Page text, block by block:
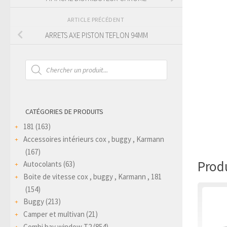
ARTICLE PRÉCÉDENT
ARRETS AXE PISTON TEFLON 94MM
Recherche
de
produits
CATÉGORIES DE PRODUITS
181 (163)
Accessoires intérieurs cox , buggy , Karmann
(167)
Autocolants (63)
Boite de vitesse cox , buggy , Karmann , 181
(154)
Buggy(213)
Camper et multivan (21)